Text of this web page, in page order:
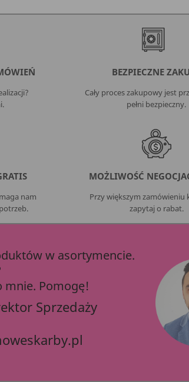
BEZPIECZNE
Cały proces zakupowy jest
pełni bezpieczny.
nam
MOŻLIWOŚĆ
Przy większym zamówieniu
zapytaj o rabat.
w asortymencie.
mnie. Pomogę!
Sprzedaży